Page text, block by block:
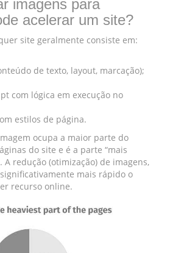
imagens para
acelerar um site?
site geralmente consiste em:
de texto, layout, marcação);
com lógica em execução no
estilos de página.
ocupa a maior parte do
do site e é a parte “mais
A redução (otimização) de imagens,
mais rápido o
recurso online.